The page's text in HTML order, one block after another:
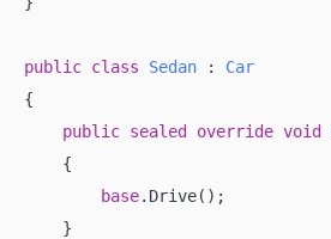
public class Sedan : Car
{
public sealed override void
    {
base.Drive();
    }